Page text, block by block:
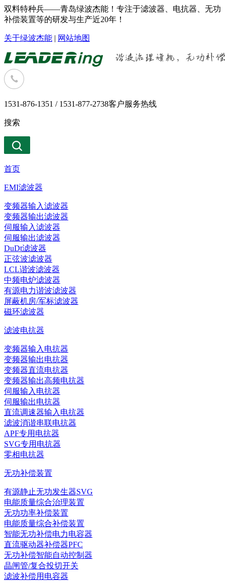
双料特种兵——青岛绿波杰能！专注于滤波器、电抗器、无功
补偿装置等的研发与生产近20年！
关于绿波杰能 | 网站地图
1531-876-1351 / 1531-877-2738客户服务热线
搜索
首页
EMI滤波器
变频器输入滤波器
变频器输出滤波器
伺服输入滤波器
伺服输出滤波器
DuDt滤波器
正弦波滤波器
LCL谐波滤波器
中频电炉滤波器
有源电力谐波滤波器
屏蔽机房/军标滤波器
磁环滤波器
滤波电抗器
变频器输入电抗器
变频器输出电抗器
变频器直流电抗器
变频器输出高频电抗器
伺服输入电抗器
伺服输出电抗器
直流调速器输入电抗器
滤波消谐串联电抗器
APF专用电抗器
SVG专用电抗器
零相电抗器
无功补偿装置
有源静止无功发生器SVG
电能质量综合治理装置
无功功率补偿装置
电能质量综合补偿装置
智能无功补偿电力电容器
直流驱动器补偿器PFC
无功补偿智能自动控制器
晶闸管/复合投切开关
滤波补偿用电容器